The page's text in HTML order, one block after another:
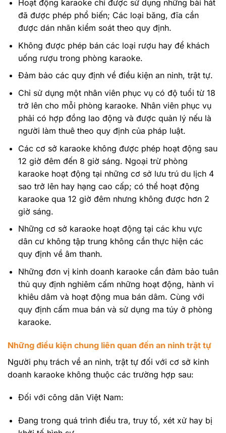
Hoạt động karaoke chỉ được sử dụng những bài hát
đã được phép phổ biến; Các loại băng, đĩa cần
được dán nhãn kiểm soát theo quy định.
Không được phép bán các loại rượu hay để khách
uống rượu trong phòng karaoke.
Đảm bảo các quy định về điều kiện an ninh, trật tự.
Chỉ sử dụng một nhân viên phục vụ có độ tuổi từ 18
trở lên cho mỗi phòng karaoke. Nhân viên phục vụ
phải có hợp đồng lao động và được quản lý nếu là
người làm thuê theo quy định của pháp luật.
Các cơ sở karaoke không được phép hoạt động sau
12 giờ đêm đến 8 giờ sáng. Ngoại trừ phòng
karaoke hoạt động tại những cơ sở lưu trú du lịch 4
sao trở lên hay hạng cao cấp; có thể hoạt động
karaoke qua 12 giờ đêm nhưng không được hơn 2
giờ sáng.
Những cơ sở karaoke hoạt động tại các khu vực
dân cư không tập trung không cần thực hiện các
quy định về âm thanh.
Những đơn vị kinh doanh karaoke cần đảm bảo tuân
thủ quy định nghiêm cấm những hoạt động, hành vi
khiêu dâm và hoạt động mua bán dâm. Cùng với
quy định cấm mua bán và sử dụng ma túy ở phòng
karaoke.
Những điều kiện chung liên quan đến an ninh trật tự
Người phụ trách về an ninh, trật tự đối với cơ sở kinh
doanh karaoke không thuộc các trường hợp sau:
Đối với công dân Việt Nam:
Đang trong quá trình điều tra, truy tố, xét xử hay bị